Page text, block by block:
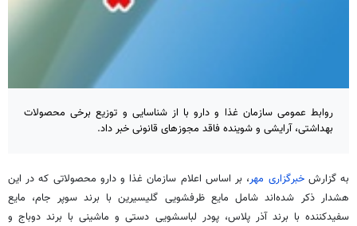
روابط عمومی سازمان غذا و دارو با از شناسایی و توزیع برخی محصولات
بهداشتی، آرایشی و شوینده فاقد مجوزهای قانونی خبر داد.
به گزارشخبرگزاری مهر، بر اساس اعلام سازمان غذا و دارو محصولاتی که در این
هشدار ذکر شده‌اند شامل مایعظرفشویی گلیسیرین با برند سوپر جام، مایع
سفیدکننده با برند آذر پلاس، پودر لباسشویی دستی و ماشینی با برند دوباجو